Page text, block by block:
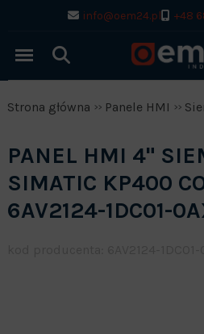
info@oem24.pl +48
Strona główna Panele HMI
PANEL HMI 4"
SIMATIC KP400
6AV2124-1DC01-